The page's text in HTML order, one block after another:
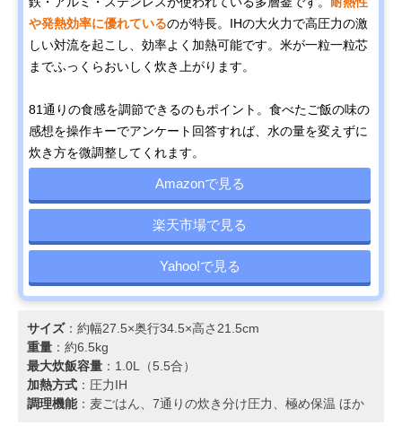
炊飯器 炊き立て
土鍋ご泡火炊き
込みご飯を家庭で
36.6×高さ
や発熱効率に優れているのが特長。IHの大火力で高圧力の激
しい対流を起こし、効率よく加熱可能です。米が一粒一粒芯
までふっくらおいしく炊き上がります。
81通りの食感を調節できるのもポイント。食べたご飯の味の
感想を操作キーでアンケート回答すれば、水の量を変えずに
炊き方を微調整してくれます。
Amazonで見る
楽天市場で見る
Yahoo!で見る
サイズ：約幅27.5×奥行34.5×高さ21.5cm
重量 ：約6.5kg
最大炊飯容量 ：1.0L（5.5合）
加熱方式 ：圧力IH
調理機能：麦ごはん、7通りの炊き分け圧力、極め保温 ほか